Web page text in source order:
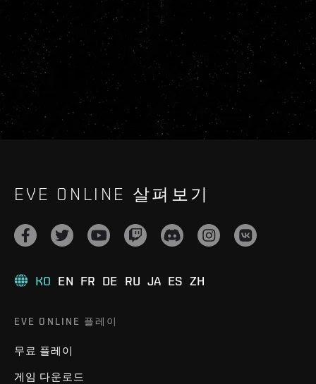
EVE ONLINE 살펴보기
KO EN FR DE RU JA ES ZH
EVE ONLINE 플레이
무료 플레이
게임 다운로드